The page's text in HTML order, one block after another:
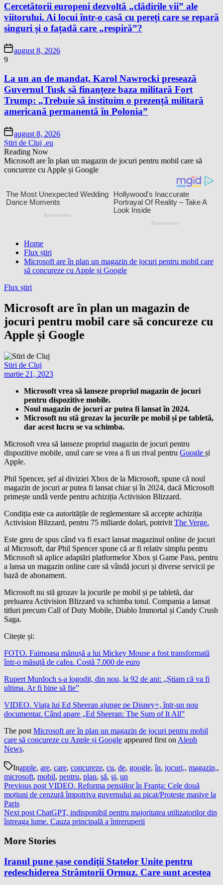
Cercetătorii europeni dezvoltă „clădirile vii” ale
viitorului. Ai locui într-o casă cu pereți care se repară
singuri și o fațadă care „respiră”?
august 8, 2026
9
La un an de mandat, Karol Nawrocki presează
Guvernul Tusk să finanțeze baza militară Fort
Trump: „Trebuie să instituim o prezență militară
americană permanentă în Polonia”
august 8, 2026
Știri de Cluj .eu
Reading Now
Microsoft are în plan un magazin de jocuri pentru mobil care să
concureze cu Apple și Google
Home
Flux știri
Microsoft are în plan un magazin de jocuri pentru mobil care
să concureze cu Apple și Google
Flux știri
Microsoft are în plan un magazin de
jocuri pentru mobil care să concureze cu
Apple și Google
Stiri de Cluj
martie 21, 2023
Microsoft vrea să lanseze propriul magazin de jocuri
pentru dispozitive mobile.
Noul magazin de jocuri ar putea fi lansat în 2024.
Microsoft nu stă grozav la jocurile pe mobil și pe tabletă,
dar acest lucru se va schimba.
Microsoft vrea să lanseze propriul magazin de jocuri pentru
dispozitive mobile, unul care se vrea a fi un rival pentru Google și
Apple.
Phil Spencer, șef al diviziei Xbox de la Microsoft, spune că noul
magazin de jocuri ar putea fi lansat chiar și în 2024, dacă Microsoft
primește undă verde pentru achiziția Activision Blizzard.
Condiția este ca autoritățile de reglementare să accepte achiziția
Activision Blizzard, pentru 75 miliarde dolari, potrivit The Verge.
Este greu de spus când va fi exact lansat magazinul online de jocuri
al Microsoft, dar Phil Spencer spune că ar fi relativ simplu pentru
Microsoft să aplice adaptări platformelor Xbox și Game Pass, pentru
a lansa un magazin online care să vândă jocuri și diverse servicii pe
bază de abonament.
Microsoft nu stă grozav la jocurile pe mobil și pe tabletă, dar
preluarea Activision Blizzard va schimba totul. Compania a lansat
titluri precum Call of Duty Mobile, Diablo Immortal și Candy Crush
Saga.
Citește și:
FOTO. Faimoasa mănușă a lui Mickey Mouse a fost transformată
într-o măsuță de cafea. Costă 7.000 de euro
Rupert Murdoch s-a logodit, din nou, la 92 de ani: „Știam că va fi
ultima. Ar fi bine să fie”
VIDEO. Viața lui Ed Sheeran ajunge pe Disney+, într-un nou
documentar. Când apare „Ed Sheeran: The Sum of It All”
The post Microsoft are în plan un magazin de jocuri pentru mobil
care să concureze cu Apple și Google appeared first on Aleph
News.
Inapple, are, care, concureze, cu, de, google,în, jocuri,, magazin,,
microsoft, mobil, pentru, plan, să, şi, un
Previous post VIDEO. Reforma pensiilor în Franța: Cele două
moțiuni de cenzură împotriva guvernului au picat/Proteste masive la
Paris
Next post ChatGPT, indisponibil pentru majoritatea utilizatorilor din
întreaga lume. Cauza principală a întreruperii
More Stories
Iranul pune șase condiții Statelor Unite pentru
redeschiderea Strâmtorii Ormuz. Care sunt acestea